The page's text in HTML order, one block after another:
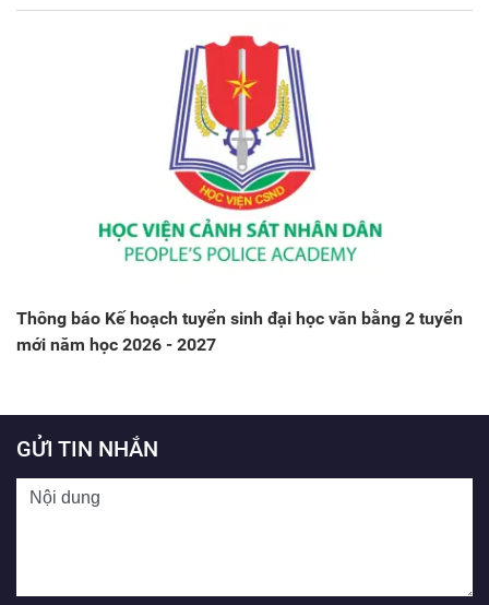
Thông báo Kế hoạch tuyển sinh đại học văn bằng 2 tuyển
mới năm học 2026 - 2027
GỬI TIN NHẮN